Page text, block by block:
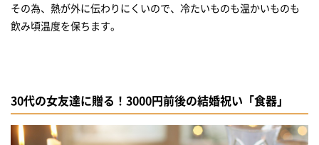
その為、熱が外に伝わりにくいので、冷たいものも温かいものも
飲み頃温度を保ちます。
30代の女友達に贈る！3000円前後の結婚祝い「食器」